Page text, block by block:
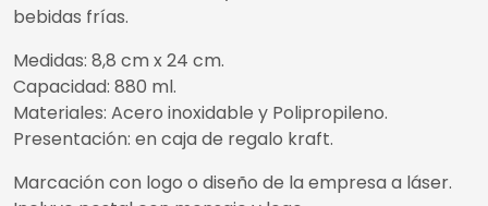
bebidas frías.
Medidas: 8,8 cm x 24 cm.
Capacidad: 880 ml.
Materiales: Acero inoxidable y Polipropileno.
Presentación: en caja de regalo kraft.
Marcación con logo o diseño de la empresa a láser.